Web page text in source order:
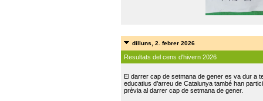
dilluns, 2. febrer 2026
Resultats del cens d'hivern 2026
El darrer cap de setmana de gener es va dur a
educatius d’arreu de Catalunya també han
prèvia al darrer cap de setmana de gener.